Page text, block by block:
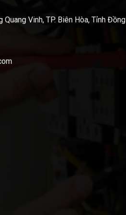
Vinh, TP. Biên Hòa, Tỉnh Đồng